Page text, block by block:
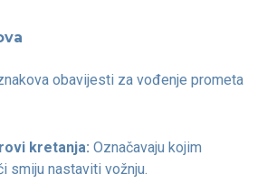
obavijesti za vođenje prometa
kretanja: Označavaju kojim
smiju nastaviti vožnju.